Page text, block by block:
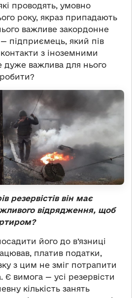
проводять, умовно
року, якраз припадають
важливе закордонне
підприємець, який пів
з іноземними
дуже важлива для нього
резервістів він має
відрядження, щоб
його до в’язниці
платив податки,
з цим не зміг потрапити
вимога — усі резервісти
кількість занять